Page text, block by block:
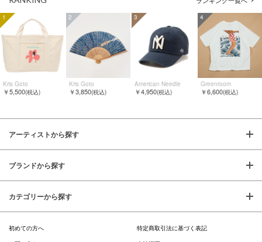
1
Kris Goto
￥5,500(税込)
2
Kris Goto
￥3,850(税込)
3
American Needle
￥4,950(税込)
4
Greenroom
￥6,600(税込)
アーティストから探す
ブランドから探す
カテゴリーから探す
初めての方へ
特定商取引法に基づく表記